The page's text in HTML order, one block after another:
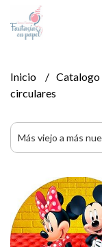
Inicio Catalogo
circulares